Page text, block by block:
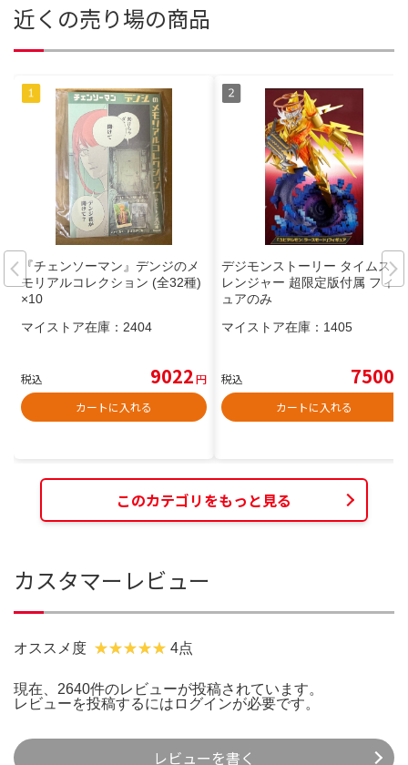
近くの売り場の商品
『チェンソーマン』デンジのメ
モリアルコレクション (全32種)
×10
マイストア在庫： 2404
税込 9022円
カートに入れる
デジモンストーリー タイムスト
レンジャー 超限定版付属 フィギ
ュアのみ
マイストア在庫： 1405
税込 7500
カートに入れる
このカテゴリをもっと見る
カスタマーレビュー
オススメ度 4点
現在、2640件のレビューが投稿されています。
レビューを投稿するには ログインが必要です。
レビューを書く